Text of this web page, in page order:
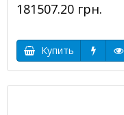
181507.20 грн.
Купить